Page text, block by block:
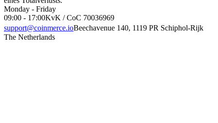
Monday - Friday
09:00 - 17:00KvK / CoC 70036969
support@coinmerce.ioBeechavenue 140, 1119 PR Schiphol-Rijk
The Netherlands